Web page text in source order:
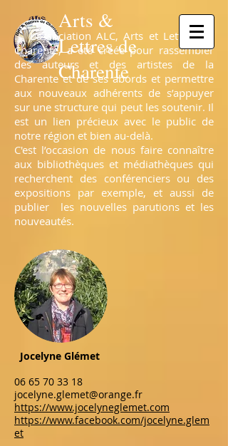
Arts &
Lettres de
Charente
L’association ALC, Arts et Lettres de
Charente, a été créée pour rassembler
des auteurs et des artistes de la
Charente et de ses abords et permettre
aux nouveaux adhérents de s’appuyer
sur une structure qui peut les soutenir. Il
est un lien précieux avec le public de
notre région et bien au-delà.
C'est l’occasion de nous faire connaître
aux bibliothèques et médiathèques qui
recherchent des conférenciers ou des
expositions par exemple, et aussi de
publier les nouvelles parutions et les
nouveautés.
Jocelyne Glémet
06 65 70 33 18
jocelyne.glemet@orange.fr
https://www.jocelyneglemet.com
https://www.facebook.com/jocelyne.glem
et